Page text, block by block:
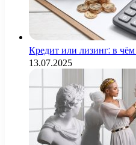
Кредит или лизинг: в
13.07.2025